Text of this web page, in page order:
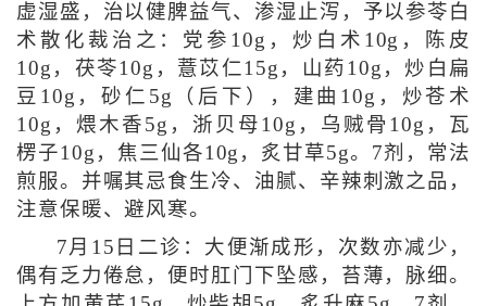
虚湿盛，治以健脾益气、渗湿止泻，予以参苓白
术散化裁治之：党参10g，炒白术10g，陈皮
10g，茯苓10g，薏苡仁15g，山药10g，炒白扁
豆10g，砂仁5g（后下），建曲10g，炒苍术
10g，煨木香5g，浙贝母10g，乌贼骨10g，瓦
楞子10g，焦三仙各10g，炙甘草5g。7剂，常法
煎服。并嘱其忌食生冷、油腻、辛辣刺激之品，
注意保暖、避风寒。
7月15日二诊：大便渐成形，次数亦减少，
偶有乏力倦怠，便时肛门下坠感，苔薄，脉细。